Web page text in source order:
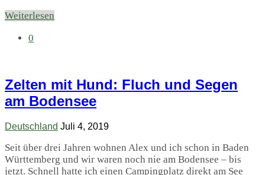
Weiterlesen
0
Zelten mit Hund: Fluch und Segen
am Bodensee
Deutschland Juli 4, 2019
Seit über drei Jahren wohnen Alex und ich schon in Baden
Württemberg und wir waren noch nie am Bodensee – bis
jetzt. Schnell hatte ich einen Campingplatz direkt am See